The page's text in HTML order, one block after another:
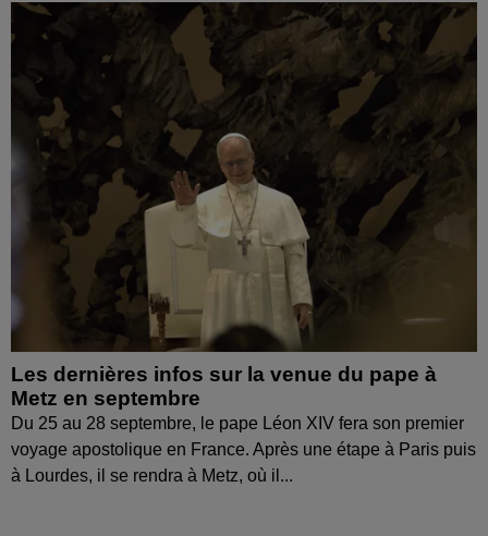
Les dernières infos sur la venue du pape à
Metz en septembre
Du 25 au 28 septembre, le pape Léon XIV fera son premier
voyage apostolique en France. Après une étape à Paris puis
à Lourdes, il se rendra à Metz, où il...